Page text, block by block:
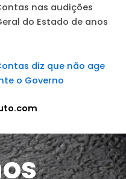
nas audições
do Estado de anos
diz que não age
o Governo